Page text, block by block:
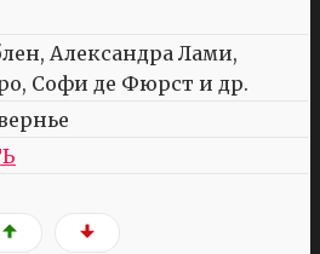
Александра Лами,
Софи де Фюрст и др.